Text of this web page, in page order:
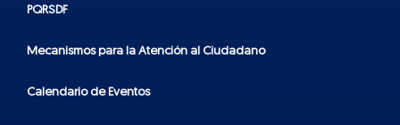
PQRSDF
Mecanismos para la Atención al Ciudadano
Calendario de Eventos